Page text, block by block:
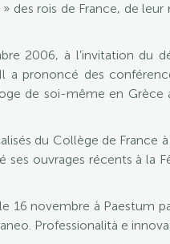
des rois de France, de leur
2006, à l’invitation du
a prononcé des
de soi-même en Grèce
du Collège de France à
ses ouvrages récents à la
16 novembre à Paestum
Professionalità e